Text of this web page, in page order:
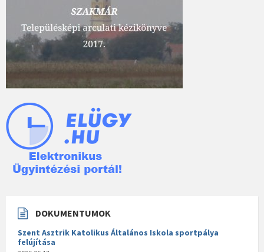
DOKUMENTUMOK
Szent Asztrik Katolikus Általános Iskola sportpálya
felújítása